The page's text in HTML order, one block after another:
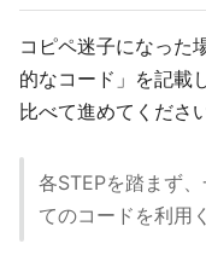
コピペ迷子になった
的なコード」を記載
比べて進めてください
各STEPを踏まず
てのコードを利用